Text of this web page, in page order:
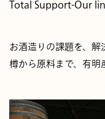
Total Support-Our
お酒造りの課題を、解
樽から原料まで、有明